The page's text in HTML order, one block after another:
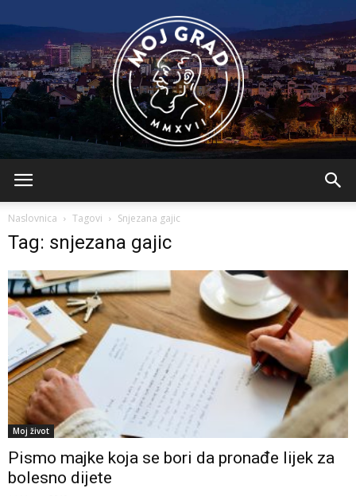
Naslovnica Tagovi Snjezana gajic
Tag: snjezana gajic
Moj život
Pismo majke koja se bori da pronađe lijek za
bolesno dijete